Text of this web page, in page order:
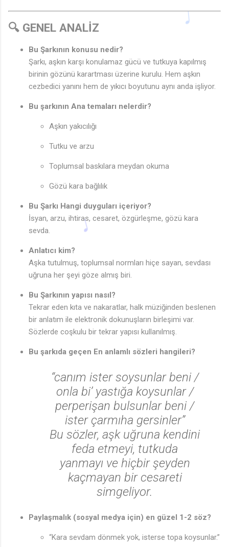
🔍 GENEL ANALİZ
Bu Şarkının konusu nedir?
Şarkı, aşkın karşı konulamaz gücü ve tutkuya kapılmış
birinin gözünü karartması üzerine kurulu. Hem aşkın
cezbedici yanını hem de yıkıcı boyutunu aynı anda işliyor.
Bu şarkının Ana temaları nelerdir?
Aşkın yakıcılığı
Tutku ve arzu
Toplumsal baskılara meydan okuma
Gözü kara bağlılık
Bu Şarkı Hangi duyguları içeriyor?
İsyan, arzu, ihtiras, cesaret, özgürleşme, gözü kara
sevda.
Anlatıcı kim?
Aşka tutulmuş, toplumsal normları hiçe sayan, sevdası
uğruna her şeyi göze almış biri.
Bu Şarkının yapısı nasıl?
Tekrar eden kıta ve nakaratlar, halk müziğinden beslenen
bir anlatım ile elektronik dokunuşların birleşimi var.
Sözlerde coşkulu bir tekrar yapısı kullanılmış.
Bu şarkıda geçen En anlamlı sözleri hangileri?
“canım ister soysunlar beni /
onla bi’ yastığa koysunlar /
perperişan bulsunlar beni /
ister çarmıha gersinler”
Bu sözler, aşk uğruna kendini
feda etmeyi, tutkuda
yanmayı ve hiçbir şeyden
kaçmayan bir cesareti
simgeliyor.
Paylaşmalık (sosyal medya için) en güzel 1-2 söz?
“Kara sevdam dönmek yok, isterse topa koysunlar.”
♩